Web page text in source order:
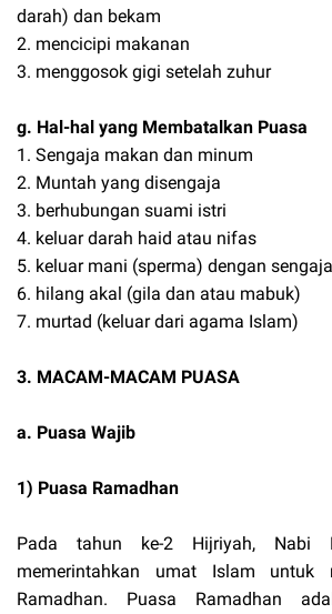
darah) dan bekam
2. mencicipi makanan
3. menggosok gigi setelah zuhur
g. Hal-hal yang Membatalkan Puasa
1. Sengaja makan dan minum
2. Muntah yang disengaja
3. berhubungan suami istri
4. keluar darah haid atau nifas
5. keluar mani (sperma) dengan sengaja
6. hilang akal (gila dan atau mabuk)
7. murtad (keluar dari agama Islam)
3. MACAM-MACAM PUASA
a. Puasa Wajib
1) Puasa Ramadhan
Pada tahun ke-2 Hijriyah, Nabi
memerintahkan umat Islam untuk
Ramadhan. Puasa Ramadhan